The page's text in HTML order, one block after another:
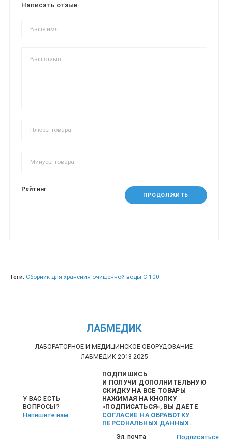
Написать отзыв
Рейтинг
ПРОДОЛЖИТЬ
Теги: Сборник для хранения очищенной воды С-100
ЛАБМЕДИК
ЛАБОРАТОРНОЕ И МЕДИЦИНСКОЕ ОБОРУДОВАНИЕ
ЛАБМЕДИК 2018-2025
У ВАС ЕСТЬ
ВОПРОСЫ?
Напишите нам
ПОДПИШИСЬ
И ПОЛУЧИ ДОПОЛНИТЕЛЬНУЮ
СКИДКУ НА ВСЕ ТОВАРЫ
НАЖИМАЯ НА КНОПКУ
«ПОДПИСАТЬСЯ», ВЫ ДАЕТЕ
СОГЛАСИЕ НА ОБРАБОТКУ
ПЕРСОНАЛЬНЫХ ДАННЫХ.
Подписаться